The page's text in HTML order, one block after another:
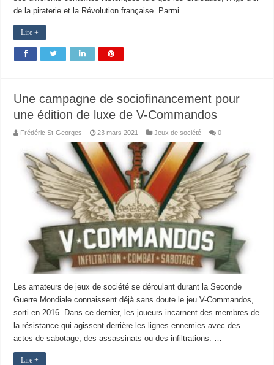
de la piraterie et la Révolution française. Parmi …
Lire +
Une campagne de sociofinancement pour
une édition de luxe de V-Commandos
Frédéric St-Georges 23 mars 2021 Jeux de société 0
Les amateurs de jeux de société se déroulant durant la Seconde
Guerre Mondiale connaissent déjà sans doute le jeu V-Commandos,
sorti en 2016. Dans ce dernier, les joueurs incarnent des membres de
la résistance qui agissent derrière les lignes ennemies avec des
actes de sabotage, des assassinats ou des infiltrations. …
Lire +